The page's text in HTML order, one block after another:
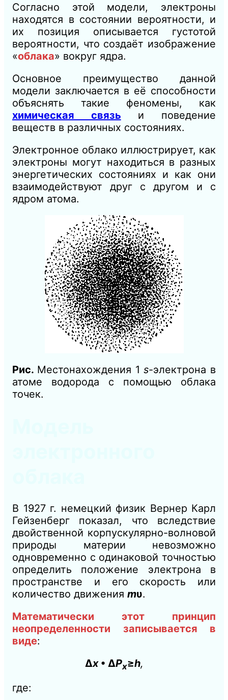
Согласно этой модели, электроны
находятся в состоянии вероятности, и
их позиция описывается густотой
вероятности, что создаёт изображение
«облака» вокруг ядра.
Основное преимущество данной
модели заключается в её способности
объяснять такие феномены, как
химическая связь и поведение
веществ в различных состояниях.
Электронное облако иллюстрирует, как
электроны могут находиться в разных
энергетических состояниях и как они
взаимодействуют друг с другом и с
ядром атома.
Рис. Местонахождения 1s-электрона в
атоме водорода с помощью облака
точек.
В 1927 г. немецкий физик Вернер Карл
Гейзенберг показал, что вследствие
двойственной корпускулярно-волновой
природы материи невозможно
одновременно с одинаковой точностью
определить положение электрона в
пространстве и его скорость или
количество движения mυ.
Математически этот принцип
неопределенности записывается в
виде:
∆x • ∆Px≥h,
где: